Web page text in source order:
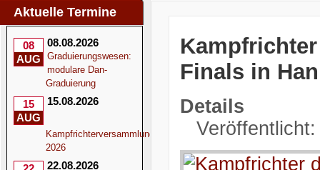
Aktuelle Termine
08
AUG
08.08.2026
Graduierungswesen:
modulare Dan-
Graduierung
15
AUG
15.08.2026
Kampfrichterversammlung
2026
22.08.2026
Finals in
Details